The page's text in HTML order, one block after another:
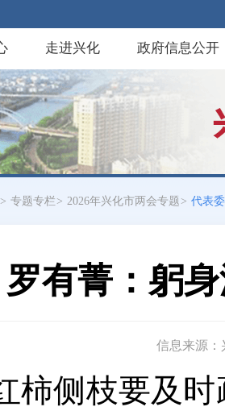
走进兴化 政府信息公开
> 专题专栏 > 2026年兴化市两会专题 > 代表
罗有菁：躬
信息来源：
柿侧枝要及